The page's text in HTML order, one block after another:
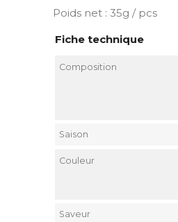
Poids net : 35g / pcs
Fiche technique
Composition
Saison
Couleur
Saveur